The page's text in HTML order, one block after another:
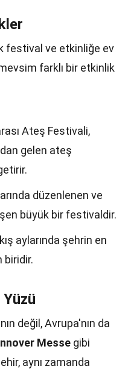
festival ve etkinliğe ev
farklı bir etkinlik
Ateş Festivali,
gelen ateş
düzenlenen ve
büyük bir festivaldir.
aylarında şehrin en
biridir.
değil, Avrupa'nın da
Messe gibi
aynı zamanda